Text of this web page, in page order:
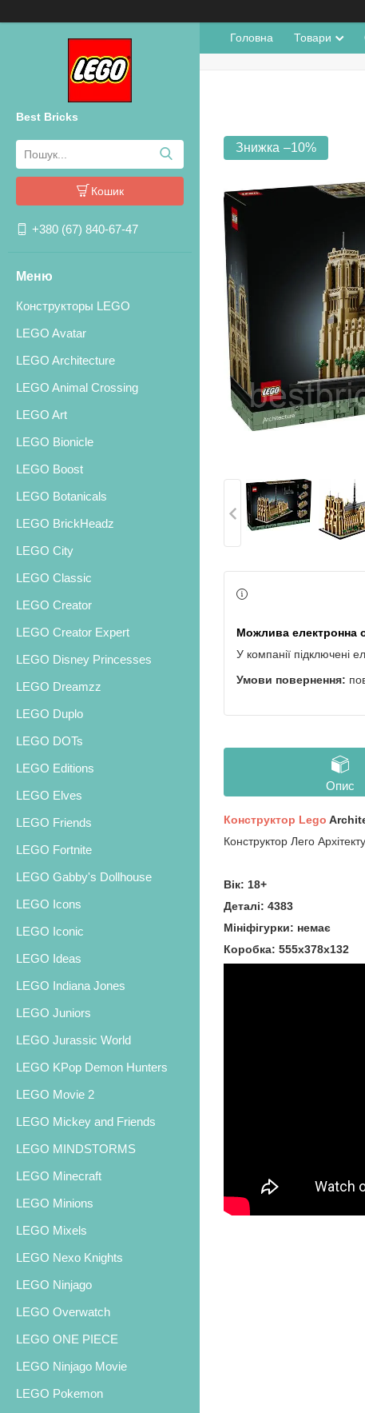
Best Bricks
Кошик
+380 (67) 840-67-47
Конструкторы LEGO
LEGO Avatar
LEGO Architecture
LEGO Animal Crossing
LEGO Art
LEGO Bionicle
LEGO Boost
LEGO Botanicals
LEGO BrickHeadz
LEGO City
LEGO Classic
LEGO Creator
LEGO Creator Expert
LEGO Disney Princesses
LEGO Dreamzz
LEGO Duplo
LEGO DOTs
LEGO Editions
LEGO Elves
LEGO Friends
LEGO Fortnite
LEGO Gabby's Dollhouse
LEGO Icons
LEGO Iconic
LEGO Ideas
LEGO Indiana Jones
LEGO Juniors
LEGO Jurassic World
LEGO KPop Demon Hunters
LEGO Movie 2
LEGO Mickey and Friends
LEGO MINDSTORMS
LEGO Minecraft
LEGO Minions
LEGO Mixels
LEGO Nexo Knights
LEGO Ninjago
LEGO Overwatch
LEGO ONE PIECE
LEGO Ninjago Movie
LEGO Pokemon
Головна Товари
–10%
У компанії підключені
Опис
Конструктор Lego
Конструктор Лего
Вік: 18+
Деталі: 4383
Мініфігурки: немає
Коробка: 555х378х132